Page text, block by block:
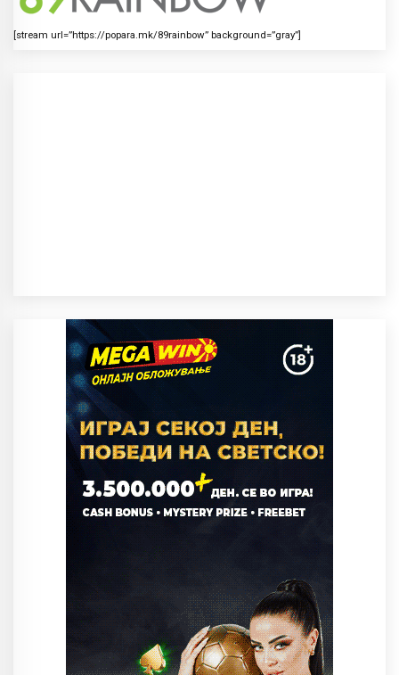
[stream url=”https://popara.mk/89rainbow” background=”gray”]